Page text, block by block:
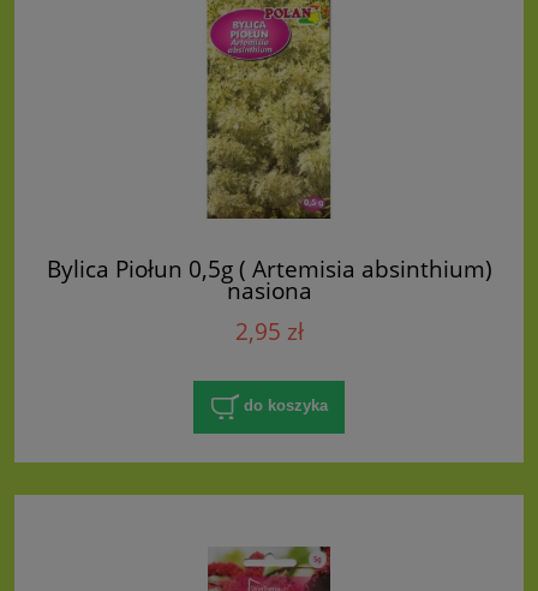
Bylica Piołun 0,5g ( Artemisia absinthium)
nasiona
2,95 zł
do koszyka